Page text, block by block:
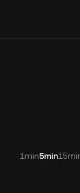
1min5min